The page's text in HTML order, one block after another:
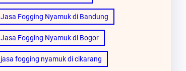
Jasa Fogging Nyamuk di Bandung
Jasa Fogging Nyamuk di Bogor
jasa fogging nyamuk di cikarang